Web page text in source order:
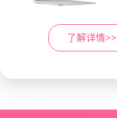
了解详情>>